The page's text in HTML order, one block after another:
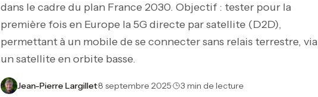
dans le cadre du plan France 2030. Objectif : tester pour la
première fois en Europe la 5G directe par satellite (D2D),
permettant à un mobile de se connecter sans relais terrestre, via
un satellite en orbite basse.
Jean-Pierre Largillet·8 septembre 2025· 3 min de lecture